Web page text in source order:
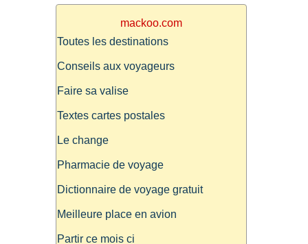
mackoo.com
Toutes les destinations
Conseils aux voyageurs
Faire sa valise
Textes cartes postales
Le change
Pharmacie de voyage
Dictionnaire de voyage gratuit
Meilleure place en avion
Partir ce mois ci